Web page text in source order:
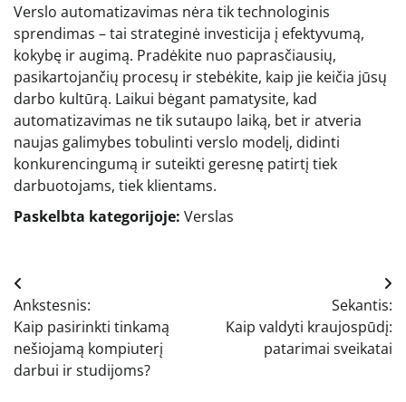
Verslo automatizavimas nėra tik technologinis
sprendimas – tai strateginė investicija į efektyvumą,
kokybę ir augimą. Pradėkite nuo paprasčiausių,
pasikartojančių procesų ir stebėkite, kaip jie keičia jūsų
darbo kultūrą. Laikui bėgant pamatysite, kad
automatizavimas ne tik sutaupo laiką, bet ir atveria
naujas galimybes tobulinti verslo modelį, didinti
konkurencingumą ir suteikti geresnę patirtį tiek
darbuotojams, tiek klientams.
Paskelbta kategorijoje: Verslas
Navigacija
tarp
įrašų
Ankstesnis:
Kaip pasirinkti tinkamą
nešiojamą kompiuterį
darbui ir studijoms?
Sekantis:
Kaip valdyti kraujospūdį:
patarimai sveikatai